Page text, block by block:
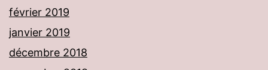
février 2019
janvier 2019
décembre 2018